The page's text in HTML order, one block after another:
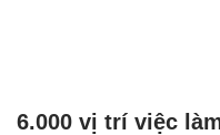
6.000 vị trí việc